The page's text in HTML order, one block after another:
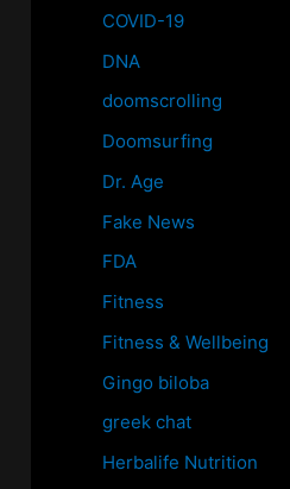
COVID-19
DNA
doomscrolling
Doomsurfing
Dr. Age
Fake News
FDA
Fitness
Fitness & Wellbeing
Gingo biloba
greek chat
Herbalife Nutrition